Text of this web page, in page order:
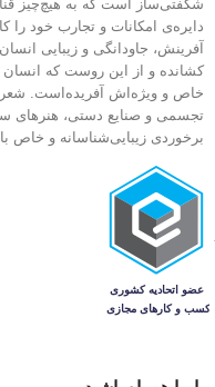
شگفتی‌ساز است که به هیچ‌چیز
دایره‌ی امکانات و تجارب خود
آفرینش، جاودانگی و زیبایی
کشانده و از این روست که انسان
خاص و ویژ‌ه‌اش آفریده‌است. شعر
تجسمی و صنایع دستی، هنرهای
برخوردی زیبایی‌شناسانه و خاص